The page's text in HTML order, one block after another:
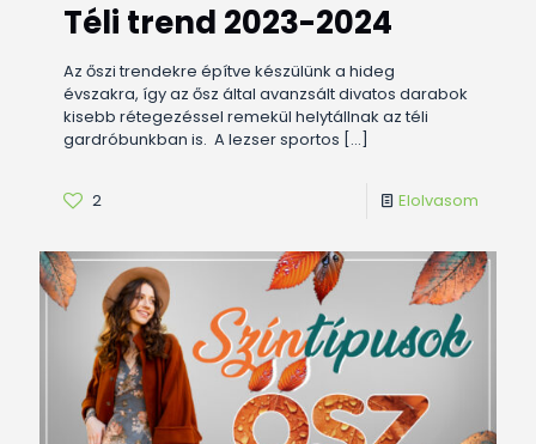
Téli trend 2023-2024
Az őszi trendekre építve készülünk a hideg
évszakra, így az ősz által avanzsált divatos darabok
kisebb rétegezéssel remekül helytállnak az téli
gardróbunkban is. A lezser sportos […]
2 Elolvasom